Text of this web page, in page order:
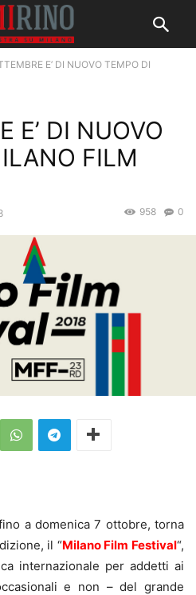
E’ DI NUOVO TEMPO DI
E’ DI NUOVO
FILM
0
958
a domenica 7 ottobre, torna
il “Milano Film Festival“,
internazionale per addetti ai
e non – del grande